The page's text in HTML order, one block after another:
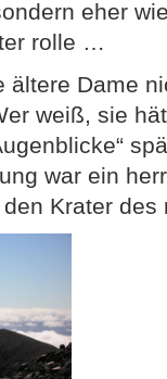
eher
rolle …
ältere Dame
weiß, sie
war ein
Krater des